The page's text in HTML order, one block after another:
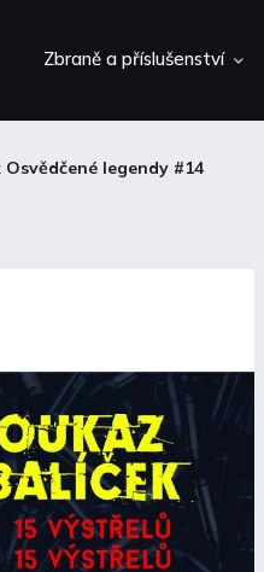
Zbraně a příslušenství
Osvědčené legendy #14